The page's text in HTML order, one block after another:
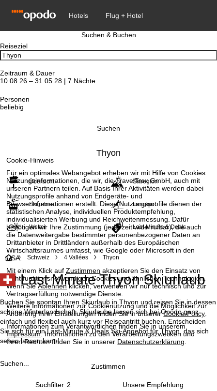
Cookie-Hinweis
Für ein optimales Webangebot erheben wir mit Hilfe von Cookies
Nutzungsinformationen, die wir, die TravelTrex GmbH, auch mit
unseren Partnern teilen. Auf Basis Ihrer Aktivitäten werden dabei
Nutzungsprofile anhand von Endgeräte- und
Browserinformationen erstellt. Diese Nutzungsprofile dienen der
statistischen Analyse, individuellen Produktempfehlung,
individualisierten Werbung und Reichweitenmessung. Dafür
benötigen wir Ihre Zustimmung (jederzeit widerrufbar), die auch
die Datenweitergabe bestimmter personenbezogener Daten an
Drittanbieter in Drittländern außerhalb des Europäischen
Wirtschaftsraumes umfasst, wie Google oder Microsoft in den
USA.
Mit einem Klick aufZustimmen akzeptieren Sie den Einsatz von
nicht funktionsnotwendigen Cookies und ähnlichen Technologien.
Wenn SieAblehnen klicken, verwenden wir nur technisch und zur
Vertragserfüllung notwendige Dienste.
Weitere Informationen zur Cookienutzung und die Möglichkeit zur
Änderung Ihrer Einstellungen finden Sie in unsererCookie-Policy
Informationen zum Verantwortlichen finden Sie in unserem
Impressum. Informationen zu den Verarbeitungszwecken und
Ihren Rechten finden Sie in unserer Datenschutzerklärung
Zustimmen
Suchen & Buchen
Reiseziel
Zeitraum & Dauer
10.08.26 – 31.05.28 | 7 Nächte
Personen
beliebig
Suchen
Thyon
Übersicht Skiregion
Skigebiet Langlauf
Wetter Last-Minute & Deals
S
t
a
r
t
Schweiz 4 Vallées Thyon
Last Minute Thyon Skiurlaub
Buchen Sie spontan Ihren Skiurlaub in Thyon und reisen Sie in dessen
schöne Winterlandschaft. Skiurlaube lassen sich bei Opodo ganz
einfach und flexibel auch kurz vor Reiseantritt buchen. Entscheiden
Sie sich für ein Last-Minute & Deals Ski-Angebot für Thyon, das sich
sehen lassen kann!
Suchen...
Suchfilter 2